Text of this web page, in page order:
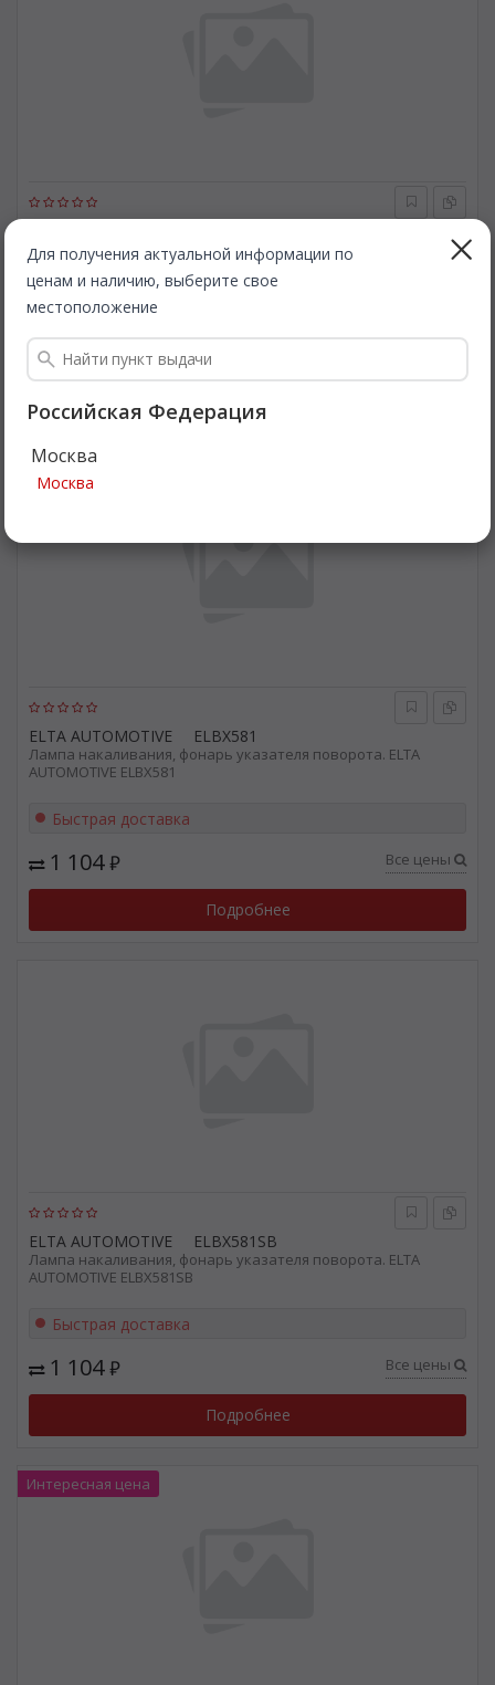
Для получения актуальной информации по
ценам и наличию, выберите свое
местоположение
Российская Федерация
Москва
Москва
Лампа накаливания, фонарь указателя поворота. ELTA
AUTOMOTIVE ELBX382SB
Быстрая доставка
1 104₽
Подробнее
ELTA AUTOMOTIVE ELBX581
Лампа накаливания, фонарь указателя поворота. ELTA
AUTOMOTIVE ELBX581
Быстрая доставка
1 104₽ Все цены
Подробнее
ELTA AUTOMOTIVE ELBX581SB
Лампа накаливания, фонарь указателя поворота. ELTA
AUTOMOTIVE ELBX581SB
Быстрая доставка
1 104₽ Все цены
Подробнее
Интересная цена